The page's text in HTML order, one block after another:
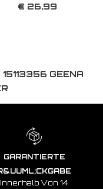
€ 26,99
GEENA
GARANTIERTE
Innerhalb Von 14